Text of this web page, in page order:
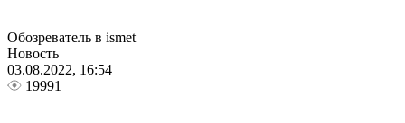
Обозреватель в ismet
Новость
03.08.2022, 16:54
19991